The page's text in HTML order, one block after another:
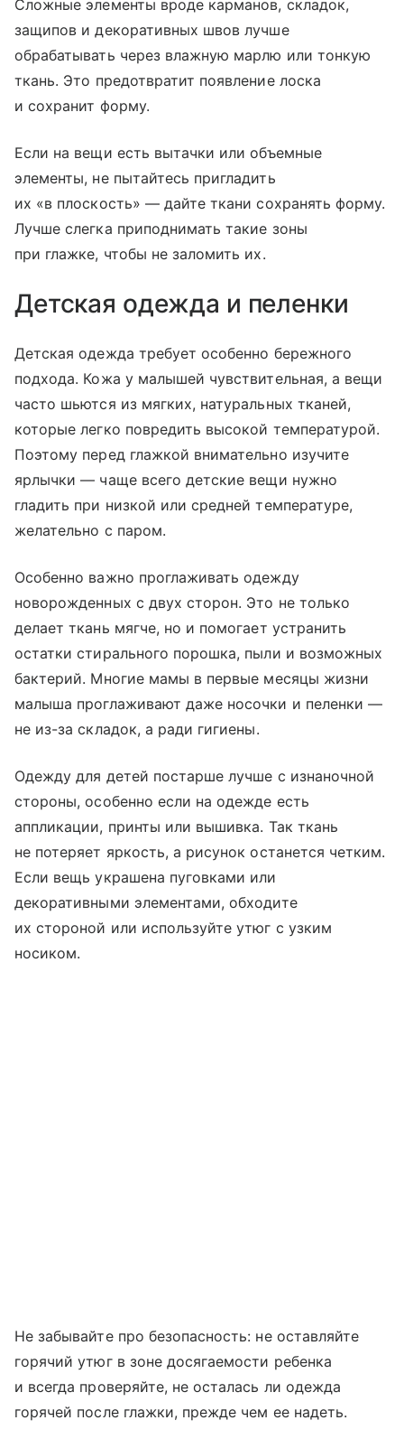
​Сложные элементы вроде карманов, складок,
защипов и декоративных швов лучше
обрабатывать через влажную марлю или тонкую
ткань. Это предотвратит появление лоска
и сохранит форму.
Если на вещи есть вытачки или объемные
элементы, не пытайтесь пригладить
их «в плоскость» — дайте ткани сохранять форму.
Лучше слегка приподнимать такие зоны
при глажке, чтобы не заломить их.
Детская одежда и пеленки
​Детская одежда требует особенно бережного
подхода. Кожа у малышей чувствительная, а вещи
часто шьются из мягких, натуральных тканей,
которые легко повредить высокой температурой.
Поэтому перед глажкой внимательно изучите
ярлычки — чаще всего детские вещи нужно
гладить при низкой или средней температуре,
желательно с паром.
Особенно важно проглаживать одежду
новорожденных с двух сторон. Это не только
делает ткань мягче, но и помогает устранить
остатки стирального порошка, пыли и возможных
бактерий. Многие мамы в первые месяцы жизни
малыша проглаживают даже носочки и пеленки —
не из-за складок, а ради гигиены.
Одежду для детей постарше лучше с изнаночной
стороны, особенно если на одежде есть
аппликации, принты или вышивка. Так ткань
не потеряет яркость, а рисунок останется четким.
Если вещь украшена пуговками или
декоративными элементами, обходите
их стороной или используйте утюг с узким
носиком.
Не забывайте про безопасность: не оставляйте
горячий утюг в зоне досягаемости ребенка
и всегда проверяйте, не осталась ли одежда
горячей после глажки, прежде чем ее надеть.